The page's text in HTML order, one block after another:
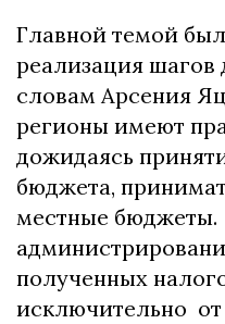
Главной темой
реализация шагов
словам Арсения
регионы имеют
дожидаясь
бюджета,
местные
полученных
исключительно